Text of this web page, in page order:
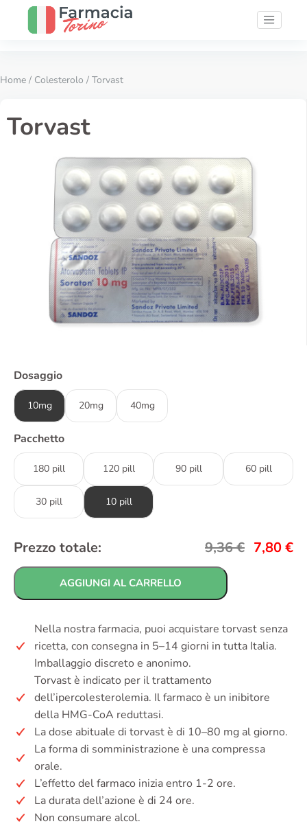
Home / Colesterolo / Torvast
Torvast
Dosaggio
10mg 20mg 40mg
Pacchetto
180 pill 120 pill 90 pill 60 pill
30 pill 10 pill
Prezzo totale: 9,36€ 7,80€
AGGIUNGI AL CARRELLO
Nella nostra farmacia, puoi acquistare torvast senza
ricetta, con consegna in 5–14 giorni in tutta Italia.
Imballaggio discreto e anonimo.
Torvast è indicato per il trattamento
dell’ipercolesterolemia. Il farmaco è un inibitore
della HMG-CoA reduttasi.
La dose abituale di torvast è di 10–80 mg al giorno.
La forma di somministrazione è una compressa
orale.
L’effetto del farmaco inizia entro 1-2 ore.
La durata dell’azione è di 24 ore.
Non consumare alcol.